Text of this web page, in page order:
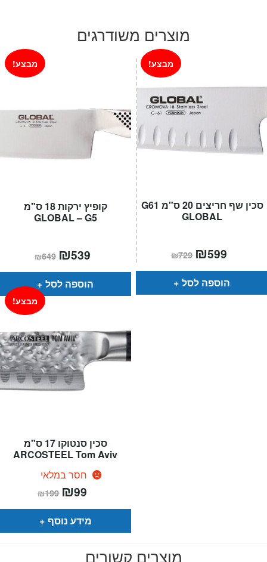
הוא:
₪129.
מוצרים משודרגים
קופיץ ירקות 18 ס"מ
GLOBAL – G5
מבצע!
₪649 המחיר
המקורי
היה:
₪649.
₪539
הוא:
הוספה לסל
סכין שף חריצים 20 ס"מ G61
GLOBAL
מבצע!
₪729 המחיר
המקורי
היה:
₪729.
₪599
הוא:
הוספה לסל
סכין סנטוקו 17 ס"מ
ARCOSTEEL Tom Aviv
חסר במלאי
מבצע!
₪199 המחיר
המקורי
היה:
₪199.
₪99
הוא:
מידע נוסף
מוצרים קשורים